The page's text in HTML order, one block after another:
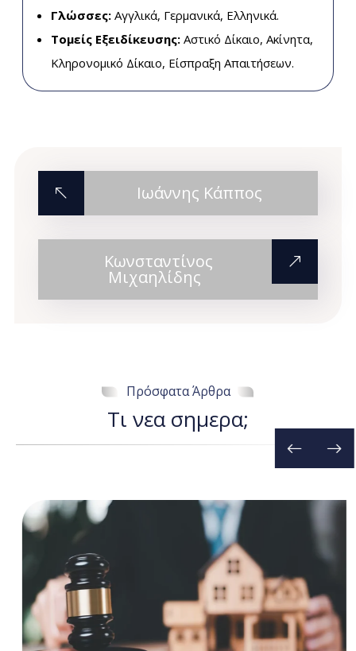
Γλώσσες: Αγγλικά, Γερμανικά, Ελληνικά.
Τομείς Εξειδίκευσης: Αστικό Δίκαιο, Ακίνητα,
Κληρονομικό Δίκαιο, Είσπραξη Απαιτήσεων.
Ιωάννης Κάππος
Κωνσταντίνος
Μιχαηλίδης
Πρόσφατα Άρθρα
Τι νεα σημερα;